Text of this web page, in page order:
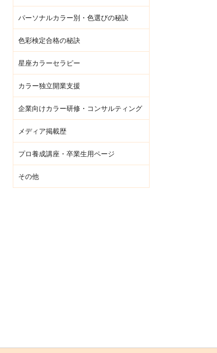
パーソナルカラー別・色選びの秘訣
色彩検定合格の秘訣
星座カラーセラピー
カラー独立開業支援
企業向けカラー研修・コンサルティング
メディア掲載歴
プロ養成講座・卒業生用ページ
その他